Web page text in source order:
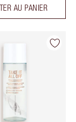
AU PANIER